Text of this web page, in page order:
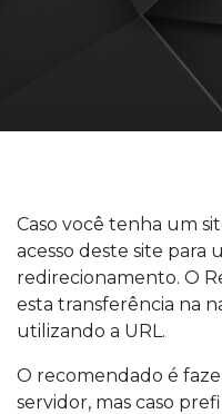
Caso você tenha um
acesso deste site para
redirecionamento. O
esta transferência na
utilizando a URL.
O recomendado é
servidor, mas caso